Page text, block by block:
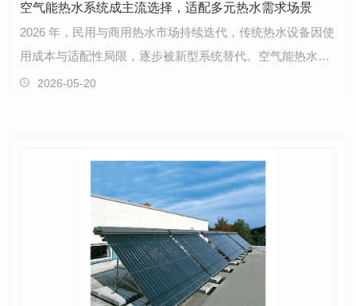
空气能热水系统成主流选择，适配多元热水需求场景
2026 年，民用与商用热水市场持续迭代，传统热水设备因使
用成本与适配性局限，逐步被新型系统替代。空气能热水系
统凭借稳定性能与广泛适配性，成为热水改造与新建…
2026-05-20